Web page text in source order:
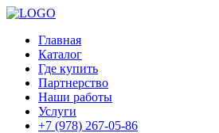
Главная
Каталог
Где купить
Партнерство
Наши работы
Услуги
+7 (978) 267-05-86